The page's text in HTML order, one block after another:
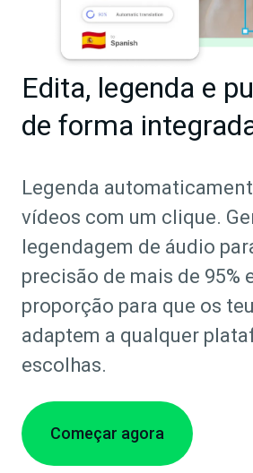
Edita, legenda e
de forma
Legenda
vídeos com um clique.
legendagem de áudio
precisão de mais de 95%
proporção para que os
adaptem a qualquer
escolhas.
Começar agora